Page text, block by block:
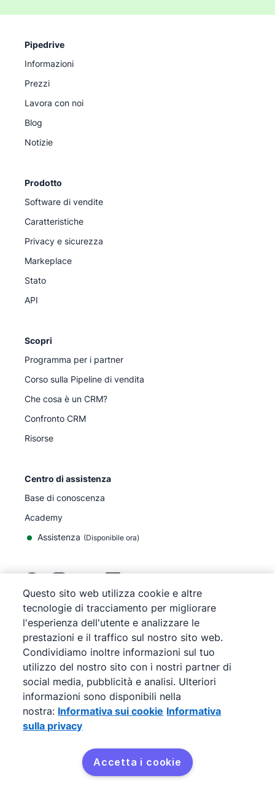
Pipedrive
Informazioni
Prezzi
Lavora con noi
Blog
Notizie
Prodotto
Software di vendite
Caratteristiche
Privacy e sicurezza
Markeplace
Stato
API
Scopri
Programma per i partner
Corso sulla Pipeline di vendita
Che cosa è un CRM?
Confronto CRM
Risorse
Centro di assistenza
Base di conoscenza
Academy
Assistenza (Disponibile ora)
©2026Pipedrive
Pipedrive
Termini di servizio
Pipedrive
Informativa sulla privacy
Mappa del sito
Informativa sui cookie
Preferenze cookie
Pipedrive è una soluzione CRM di vendite basata su
web.
Questo sito web utilizza cookie e altre
tecnologie di tracciamento per migliorare
l'esperienza dell'utente e analizzare le
prestazioni e il traffico sul nostro sito web.
Condividiamo inoltre informazioni sul tuo
utilizzo del nostro sito con i nostri partner di
social media, pubblicità e analisi. Ulteriori
informazioni sono disponibili nella
nostra: Informativa sui cookie Informativa
sulla privacy
Accetta i cookie